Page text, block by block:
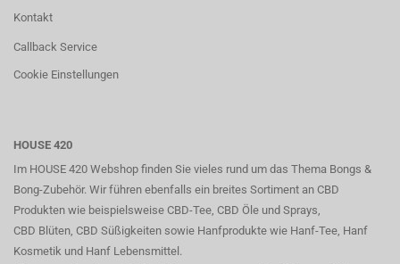
Kontakt
Callback Service
Cookie Einstellungen
HOUSE 420
Im HOUSE 420 Webshop finden Sie vieles rund um das Thema Bongs &
Bong-Zubehör. Wir führen ebenfalls ein breites Sortiment an CBD
Produkten wie beispielsweise CBD-Tee, CBD Öle und Sprays,
CBD Blüten, CBD Süßigkeiten sowie Hanfprodukte wie Hanf-Tee, Hanf
Kosmetik und Hanf Lebensmittel.